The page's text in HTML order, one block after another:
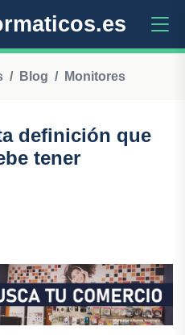
Blog Monitores
definición que
tener